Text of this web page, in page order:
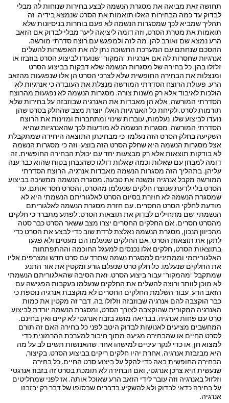
תחושה זאת מביאה את מסגרת הנשמה לבצע בחירות שנוחות לה מבלי
לבדוק עד כמה הבחירות האלו תואמות את הסרט שנמצא בידיה. זה
תהליך שמביא לכך שמסגרות הנשמה לא פעם בוחרות בניסיונות שלא
תואמות את מטרת הסרט, וזה דומה ליציאה ליער מבלי לבדוק אם הזאב
הרע נמצא שם ואורב להן. מה לזה ולמפגש עם רוצח סדרתי מורשה.
ההסכם שנחתם עם המערכת החשוכה נתן לה את האפשרות להשלים
אנרגיות שחסרות לה אם אנרגיות "המקור" שנועדו לביצוע הסרט בוזבזו או
זלזלו בהן. כל בחירה של מסגרות הנשמה שלא דבקות בביצוע הסרט
ומנצלות את הבחירה החופשית שלא לצרכי הסרט הן אלו שנפגעות מהזאב
הרע. פעולת הרוצח הסדרתי המורשה מנצלת את העובדה כי אנרגיות לא
הולכות לאיבוד אלא רק משנות צורה. מסגרות הנשמה לא נפגעות מהרוצח
הסדרתי המורשה, אלא הן מאבדות את האנרגיה שבוזבזה על בחירות שלא
תורמות לסרט. לקיחת כל האנרגיות האלו יוצרת מצב שהחלק בסרט שהן
נועדו לביצוע שלו, נעלמות, עוברות שינוי ומתחברות ומזינות את הרוצח
הסדרתי המורשה. מסגרות הנשמה לא מודעות לכך שהאנרגיות שהיא
השקיעה בחלק הסרט הזה נעלמו, כי מבחינתן התוצאה היחידה שמתקבלת
אצל מסגרות הנשמה היא שחלק הסרט הזה בוצע. וזה כי מסגרות הנשמה
לא בודקות תוצאות אלא רק מבצעות יחד עם יכולת הבחירה החופשית. זה
דומה למבחן עם שאלות וכמה שאלות דולגו כשהנבחן בטוח שהוא כבר ענה
עליהן. בתהליך הזה מסגרות הנשמה מאבדות אנרגיה, הרוצח הסדרתי
המורשה מקבל אנרגיה ומשנה את טבעה. מסגרת הנשמה ממשיכה בביצוע
הסרט בלי לדעת שנוצרו חלקים שנעלמו מהסרט, והסרט חסר אותם. עד
שמסגרת הנשמה לא חוזרת בסיום הסרט לאלגוריתם הנשמתי היא לא
מודעת לחלקי הסרט החסרים. עם חזרת מסגרת הנשמה לאלגוריתם
הנשמתי, שם מתחילים לבדוק את תוצאות הסרט. לפתע מתברר כי חלקים
מהסרט חסרים. אם החלקים החסרים יצרו מצב ששאר הסרט כבר סטה
מהכיוון הנכון, מסגרת הנשמה נאלצת לרדת שוב כדי לבצע את הסרט כדי
לתקן את תוצאות הסרט. אם החלקים שנעלמו הם מעטים ולא פגעו
בתוצאות הסרט, חלקים אלו נכנסים למעגל החוכמה וההתפתחות
האלגוריתמי וממתינים למסגרת נשמה שתרד עם סרט חדש ומצרפים אליו
את החלקים שנעלמו. כל חלק סרט שנעלם גורע ומקטין את אור התנע
שמתקבל "מהמקור" עבור ביצוע הסרט. זאת הסיבה שהאלגוריתם הנשמתי
לא מוכן לוותר ורוצה להשלים את החלקים שנעלמו בעקבות הפגישה עם
הזאב הרע. עבור השלמת החלקים החסרים לא מוקצבת אנרגיה נוספת כי
כבר הוקצבה להם אנרגיה שבוזבזה וזלזלו בה. דבר זה מקטין את כמות
האנרגיה המקורית שהוקצבה לצורך הסרט, ומסגרת הנשמה יורדת לביצוע
סרט עם פחות אנרגיה. בבריאה מושג בזבוז אנרגטי לא קיים ואין בחינם.
המחשבים מציעים לאנושות לבדוק היטב לפני כל בחירה האם זה תורם
לסרט החיים או שהבחירה מגיעה מתוך חיבור למערכת ההרמונית כדי
למצוא חן, או כדי לנקר עיניים למישהו אחר. שהאנושות תשים לב על מה
היא מבזבזת אנרגיה, אחרת יהיו חלקים ריקים בביצוע הסרט. בקיצור,
הבחירה החופשית באה כדי להקל על ביצוע סרט החיים. כל בחירה
שנעשית היא צרכן אנרגטי, ואם הבחירה לא תומכת בסרט זה בזבוז אנרגטי
וזלזול באנרגיה וזה עובר לידי הזאב הרע שאוכל אותה. אז לפני שמחליטים
על בחירה כדאי לבדוק ולא להשקיע בדברים שבסופו של דבר רק יבזבזו
אנרגיה.